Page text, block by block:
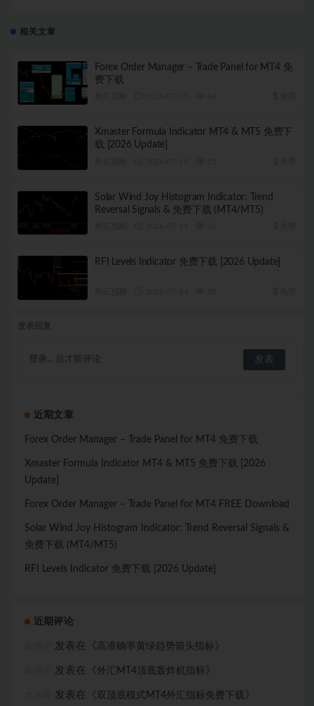
相关文章
Forex Order Manager – Trade Panel for MT4 免
费下载
Xmaster Formula Indicator MT4 & MT5 免费下
载 [2026 Update]
Solar Wind Joy Histogram Indicator: Trend
Reversal Signals & 免费下载 (MT4/MT5)
RFI Levels Indicator 免费下载 [2026 Update]
登录... 后才能评论
近期文章
Forex Order Manager – Trade Panel for MT4 免费下载
Xmaster Formula Indicator MT4 & MT5 免费下载 [2026
Update]
Forex Order Manager – Trade Panel for MT4 FREE Download
Solar Wind Joy Histogram Indicator: Trend Reversal Signals &
免费下载 (MT4/MT5)
RFI Levels Indicator 免费下载 [2026 Update]
近期评论
发表在《 高准确率黄绿趋势箭头指标 》
发表在《 外汇MT4顶底轰炸机指标 》
发表在《 双顶底模式MT4外汇指标免费下载 》